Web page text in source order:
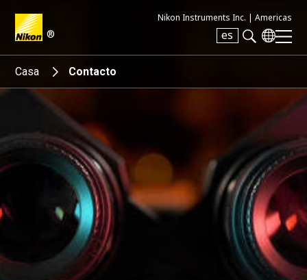
®
Nikon Instruments Inc. | Americas
es
Search keyword(s)
Casa Contacto